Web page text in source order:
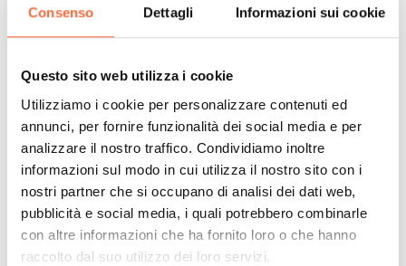
Consenso Dettagli Informazioni sui cookie
Questo sito web utilizza i cookie
Utilizziamo i cookie per personalizzare contenuti ed
annunci, per fornire funzionalità dei social media e per
analizzare il nostro traffico. Condividiamo inoltre
informazioni sul modo in cui utilizza il nostro sito con i
nostri partner che si occupano di analisi dei dati web,
pubblicità e social media, i quali potrebbero combinarle
con altre informazioni che ha fornito loro o che hanno
raccolto dal suo utilizzo dei loro servizi.